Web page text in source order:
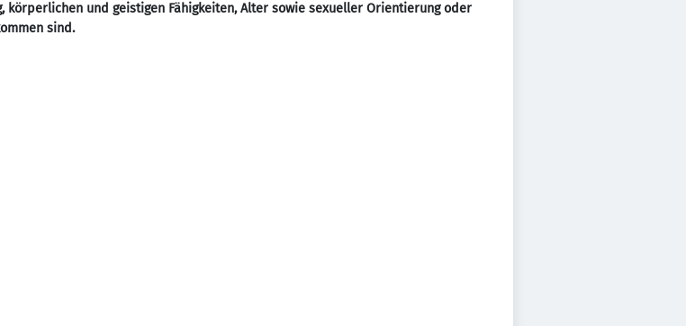
und geistigen Fähigkeiten, Alter sowie sexueller Orientierung oder
sind.